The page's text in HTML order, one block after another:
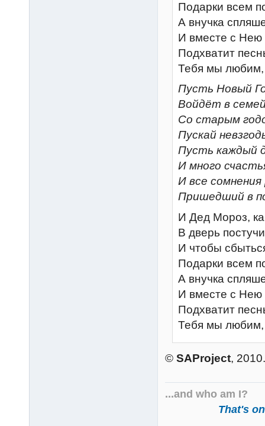
Подарки всем
А внучка
И вместе с Нею
Подхватит
Тебя мы
Пусть Новый
Войдёт в
Со старым
Пускай
Пусть каждый
И много
И все
Пришедший в
И Дед Мороз,
В дверь
И чтобы
Подарки всем
А внучка
И вместе с Нею
Подхватит
Тебя мы
© SAProject, 2010.
...and who am I?
That's